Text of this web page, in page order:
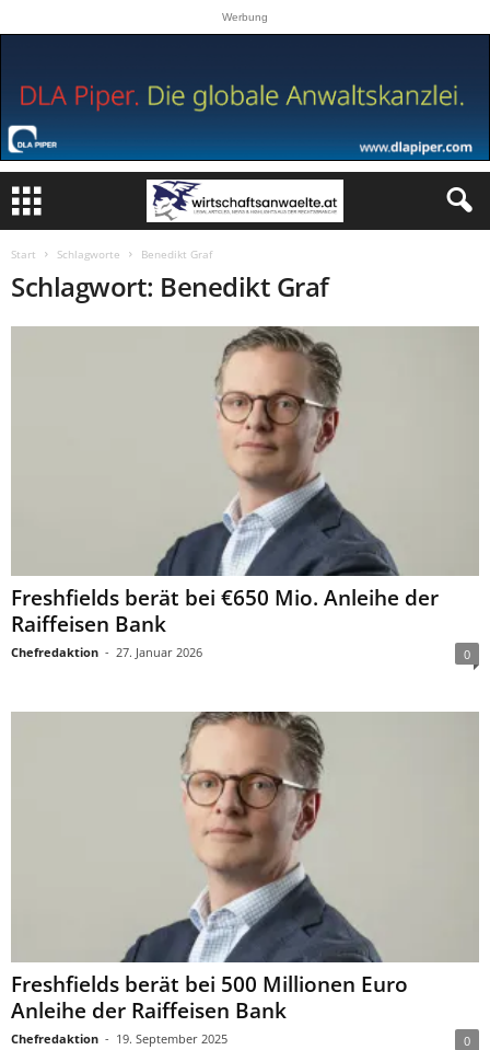
Werbung
Start Schlagworte Benedikt Graf
Schlagwort: Benedikt Graf
Freshfields berät bei €650 Mio. Anleihe der
Raiffeisen Bank
Chefredaktion - 27. Januar 2026 0
Freshfields berät bei 500 Millionen Euro
Anleihe der Raiffeisen Bank
Chefredaktion - 19. September 2025 0